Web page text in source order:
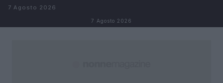
Salta al contenuto
7 Agosto 2026
7 Agosto 2026